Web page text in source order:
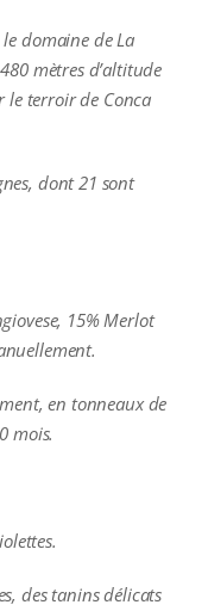
domaine de La
mètres d’altitude
le terroir de Conca
dont 21 sont
15% Merlot
en tonneaux de
mois.
des tanins délicats